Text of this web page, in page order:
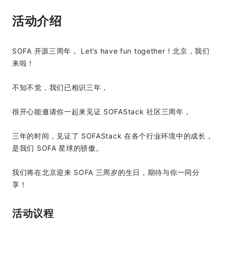
活动介绍
SOFA 开源三周年， Let’s have fun together！北京，我们
来啦！
不知不觉，我们已相识三年，
很开心能邀请你一起来见证 SOFAStack 社区三周年，
三年的时间，见证了 SOFAStack 在各个行业环境中的成长，
是我们 SOFA 星球的骄傲。
我们将在北京迎来 SOFA 三周岁的生日，期待与你一同分
享！
活动议程